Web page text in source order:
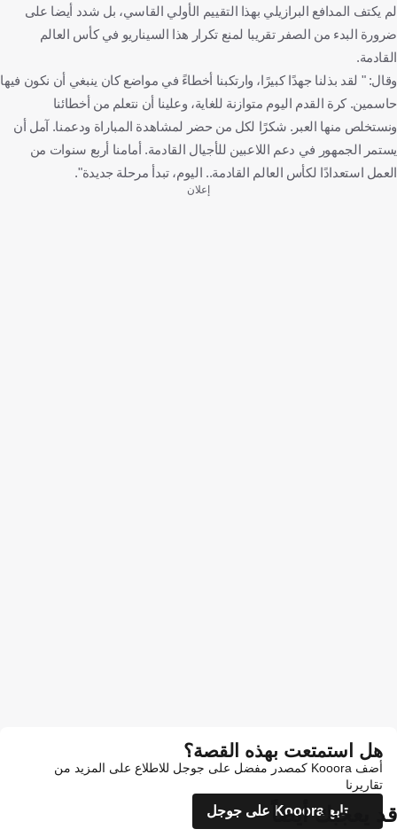
لم يكتف المدافع البرازيلي بهذا التقييم الأولي القاسي، بل شدد أيضا على
ضرورة البدء من الصفر تقريبا لمنع تكرار هذا السيناريو في كأس العالم
القادمة.
وقال: " لقد بذلنا جهدًا كبيرًا، وارتكبنا أخطاءً في مواضع كان ينبغي أن نكون فيها
حاسمين. كرة القدم اليوم متوازنة للغاية، وعلينا أن نتعلم من أخطائنا
ونستخلص منها العبر. شكرًا لكل من حضر لمشاهدة المباراة ودعمنا. آمل أن
يستمر الجمهور في دعم اللاعبين للأجيال القادمة. أمامنا أربع سنوات من
العمل استعدادًا لكأس العالم القادمة.. اليوم، تبدأ مرحلة جديدة".
إعلان
هل استمتعت بهذه القصة؟
أضف Kooora كمصدر مفضل على جوجل للاطلاع على المزيد من
تقاريرنا
تابع Kooora على جوجل
قد يعجبك أيضاً